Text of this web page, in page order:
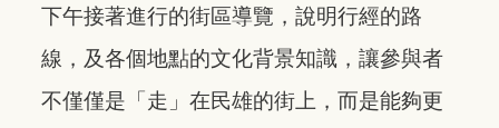
下午接著進行的街區導覽，說明行經的路
線，及各個地點的文化背景知識，讓參與者
不僅僅是「走」在民雄的街上，而是能夠更